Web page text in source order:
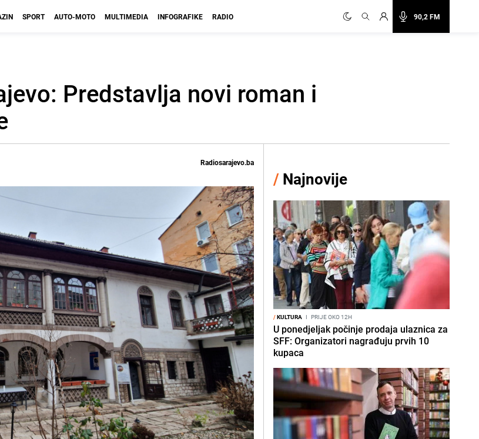
90,2 FM
SPORT AUTO-MOTO MULTIMEDIA INFOGRAFIKE RADIO
Predstavlja novi roman i
Radiosarajevo.ba
/ Najnovije
/KULTURA I PRIJE OKO 12H
U ponedjeljak počinje prodaja ulaznica za
SFF: Organizatori nagrađuju prvih 10
kupaca